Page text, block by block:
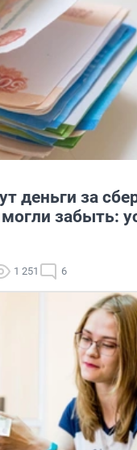
деньги за
забыть:
1 251 6